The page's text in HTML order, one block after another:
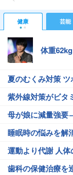
健康 芸能
体重
夏のむくみ対策
紫外線対策がビタ
母が娘に減量強
睡眠時の悩みを解
運動より代謝 人
歯科の保健治療を